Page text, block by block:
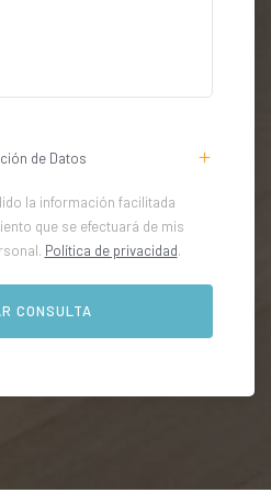
de Datos
la información facilitada
que se efectuará de mis
Política de privacidad.